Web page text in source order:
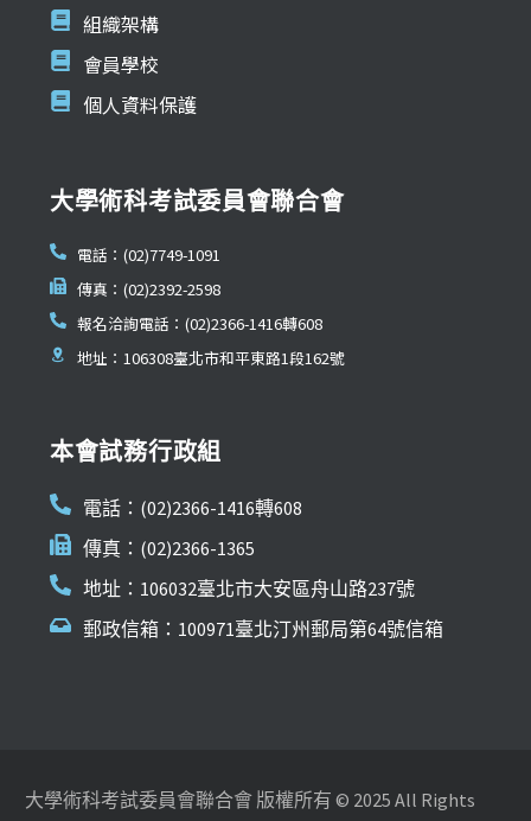
組織架構
會員學校
個人資料保護
大學術科考試委員會聯合會
電話：(02)7749-1091
傳真：(02)2392-2598
報名洽詢電話：(02)2366-1416轉608
地址：106308臺北市和平東路1段162號
本會試務行政組
電話：(02)2366-1416轉608
傳真：(02)2366-1365
地址：106032臺北市大安區舟山路237號
郵政信箱：100971臺北汀州郵局第64號信箱
大學術科考試委員會聯合會 版權所有 © 2025 All Rights